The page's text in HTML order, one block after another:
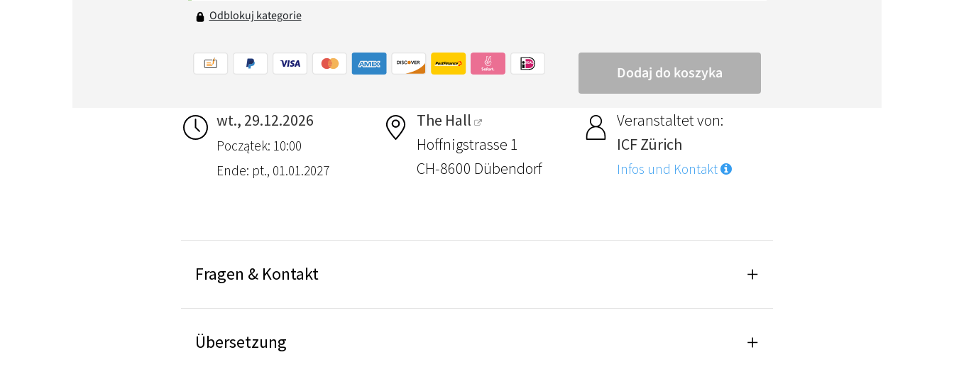
wt., 29.12.2026
Początek: 10:00
Ende: pt., 01.01.2027
The Hall
Hoffnigstrasse 1
CH-8600 Dübendorf
Veranstaltet von:
ICF Zürich
Infos und Kontakt
Fragen & Kontakt
Übersetzung